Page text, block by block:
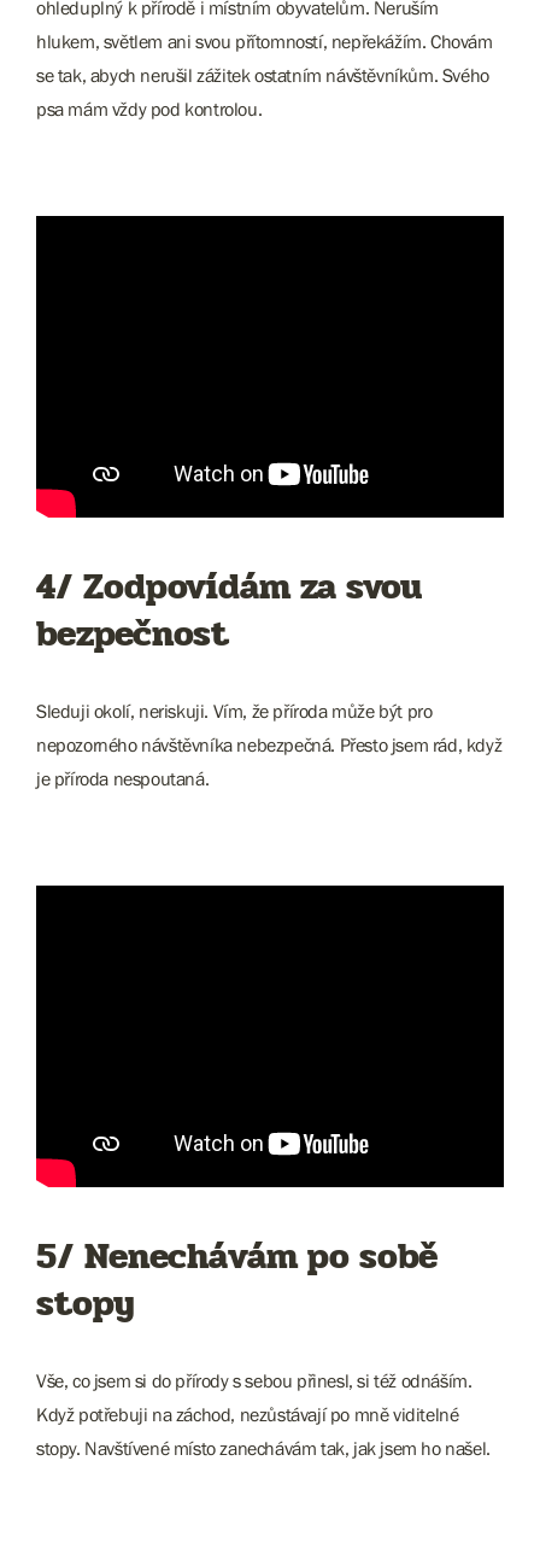
ohleduplný k přírodě i místním obyvatelům. Neruším
hlukem, světlem ani svou přítomností, nepřekážím. Chovám
se tak, abych nerušil zážitek ostatním návštěvníkům. Svého
psa mám vždy pod kontrolou.
4/ Zodpovídám za svou
bezpečnost
Sleduji okolí, neriskuji. Vím, že příroda může být pro
nepozorného návštěvníka nebezpečná. Přesto jsem rád, když
je příroda nespoutaná.
5/ Nenechávám po sobě
stopy
Vše, co jsem si do přírody s sebou přinesl, si též odnáším.
Když potřebuji na záchod, nezůstávají po mně viditelné
stopy. Navštívené místo zanechávám tak, jak jsem ho našel.